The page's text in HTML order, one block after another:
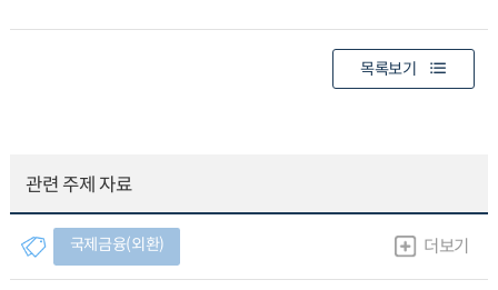
목록보기
관련 주제 자료
국제금융(외환) 더보기